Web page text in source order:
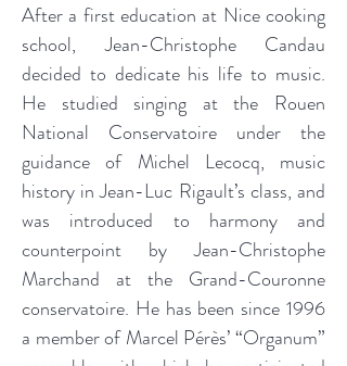
After a first education at Nice cooking
school, Jean-Christophe Candau
decided to dedicate his life to music.
He studied singing at the Rouen
National Conservatoire under the
guidance of Michel Lecocq, music
history in Jean-Luc Rigault’s class, and
was introduced to harmony and
counterpoint by Jean-Christophe
Marchand at the Grand-Couronne
conservatoire. He has been since 1996
a member of Marcel Pérès’ “Organum”